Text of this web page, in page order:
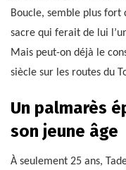
Boucle, semble plus
sacre qui ferait de lui
Mais peut-on déjà le
siècle sur les routes du
Un palmarès
son jeune âge
À seulement 25 ans,